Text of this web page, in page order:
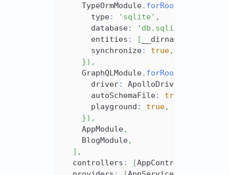
    TypeOrmModule
. forRoot
      type
: 'sqlite' ,
      database
: 'db.sqlite3'
      entities
: [ __dirname
      synchronize
: true,
}) ,
    GraphQLModule
. forRoot
      driver
: ApolloDriver
      autoSchemaFile
: true
      playground
: true,
}) ,
    AppModule
,
    BlogModule
,
] ,
  controllers
: [AppController